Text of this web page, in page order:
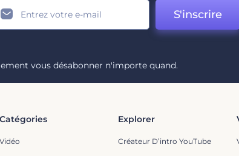
S'inscrire
vous désabonner n'importe quand.
Catégories
Vidéo
Explorer
Créateur D’intro YouTube